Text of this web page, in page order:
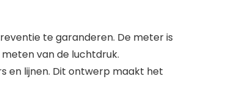
te garanderen. De meter is
van de luchtdruk.
en lijnen. Dit ontwerp maakt het